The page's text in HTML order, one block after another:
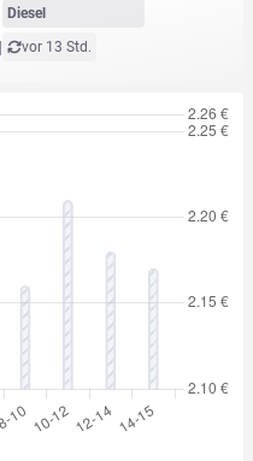
Diesel
vor 13 Std.